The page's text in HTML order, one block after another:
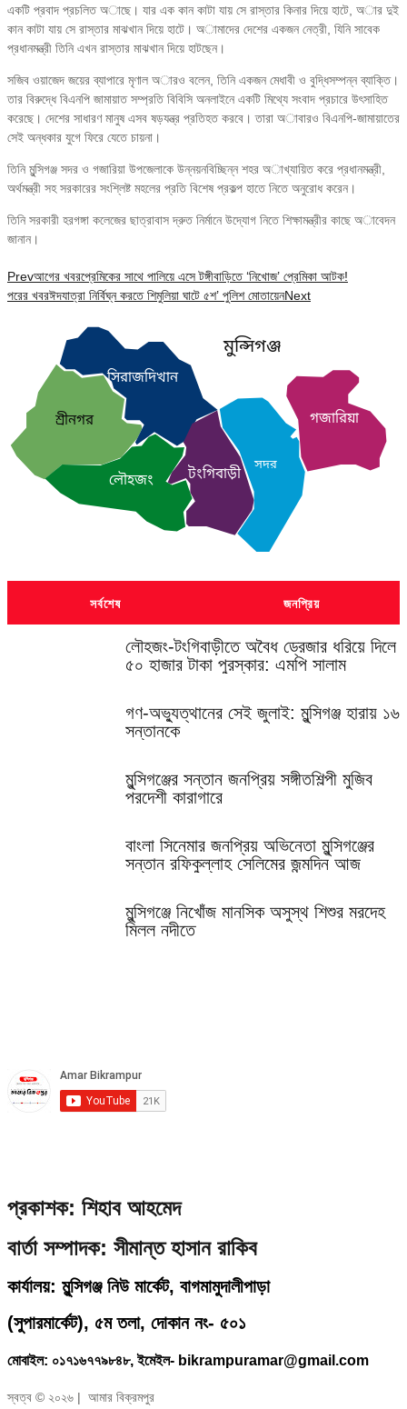
একটি প্রবাদ প্রচলিত অাছে। যার এক কান কাটা যায় সে রাস্তার কিনার দিয়ে হাটে, অার দুই
কান কাটা যায় সে রাস্তার মাঝখান দিয়ে হাটে। অামাদের দেশের একজন নেত্রী, যিনি সাবেক
প্রধানমন্ত্রী তিনি এখন রাস্তার মাঝখান দিয়ে হাটছেন।
সজিব ওয়াজেদ জয়ের ব্যাপারে মৃণাল অারও বলেন, তিনি একজন মেধাবী ও বুদ্ধিসম্পন্ন ব্যাক্তি।
তার বিরুদ্ধে বিএনপি জামায়াত সম্প্রতি বিবিসি অনলাইনে একটি মিথ্যে সংবাদ প্রচারে উৎসাহিত
করেছে। দেশের সাধারণ মানুষ এসব ষড়যন্ত্র প্রতিহত করবে। তারা অাবারও বিএনপি-জামায়াতের
সেই অন্ধকার যুগে ফিরে যেতে চায়না।
তিনি মুন্সিগঞ্জ সদর ও গজারিয়া উপজেলাকে উন্নয়নবিচ্ছিন্ন শহর অাখ্যায়িত করে প্রধানমন্ত্রী,
অর্থমন্ত্রী সহ সরকারের সংশ্লিষ্ট মহলের প্রতি বিশেষ প্রকল্প হাতে নিতে অনুরোধ করেন।
তিনি সরকারী হরগঙ্গা কলেজের ছাত্রাবাস দ্রুত নির্মানে উদ্যোগ নিতে শিক্ষামন্ত্রীর কাছে অাবেদন
জানান।
Prevআগের খবরপ্রেমিকের সাথে পালিয়ে এসে টঙ্গীবাড়িতে ‘নিখোজ’ প্রেমিকা আটক!
পরের খবরঈদযাত্রা নির্বিঘ্ন করতে শিমুলিয়া ঘাটে ৫শ’ পুলিশ মোতায়েনNext
শ্রীনগর
সিরাজদিখান
টংগিবাড়ী সদর
গজারিয়া
লৌহজং
মুন্সিগঞ্জ
সর্বশেষ জনপ্রিয়
লৌহজং-টংগিবাড়ীতে অবৈধ ড্রেজার ধরিয়ে দিলে
৫০ হাজার টাকা পুরস্কার: এমপি সালাম
গণ-অভ্যুত্থানের সেই জুলাই: মুন্সিগঞ্জ হারায় ১৬
সন্তানকে
মুন্সিগঞ্জের সন্তান জনপ্রিয় সঙ্গীতশিল্পী মুজিব
পরদেশী কারাগারে
বাংলা সিনেমার জনপ্রিয় অভিনেতা মুন্সিগঞ্জের
সন্তান রফিকুল্লাহ সেলিমের জন্মদিন আজ
মুন্সিগঞ্জে নিখোঁজ মানসিক অসুস্থ শিশুর মরদেহ
মিলল নদীতে
প্রকাশক: শিহাব আহমেদ
বার্তা সম্পাদক: সীমান্ত হাসান রাকিব
কার্যালয়: মুন্সিগঞ্জ নিউ মার্কেট, বাগমামুদালীপাড়া
(সুপারমার্কেট), ৫ম তলা, দোকান নং- ৫০১
মোবাইল: ০১৭১৬৭৭৯৮৪৮, ইমেইল- bikrampuramar@gmail.com
স্বত্ব © ২০২৬ | আমার বিক্রমপুর